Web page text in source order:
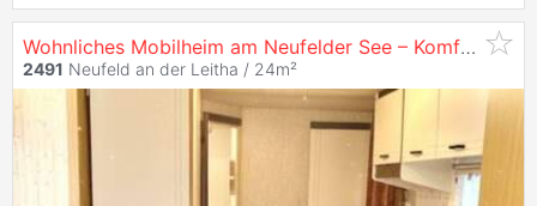
Wohnliches Mobilheim am Neufelder See – Komfort & Rückzug auf Pachtgrund
2491 Neufeld an der Leitha / 24m²